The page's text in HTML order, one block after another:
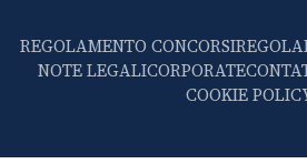
REGOLAMENTO CONCORSI
NOTE LEGALICORPORATE
COOKIE